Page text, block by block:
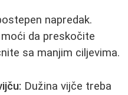
napredak.
da preskočite
sa manjim ciljevima.
Dužina vijče treba